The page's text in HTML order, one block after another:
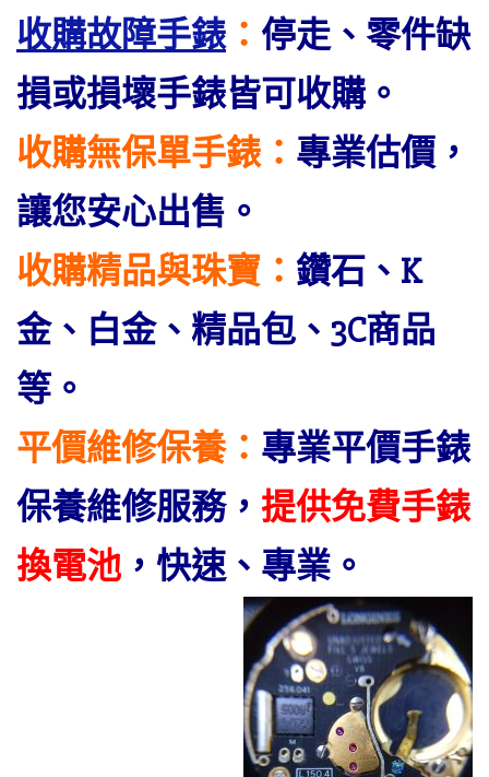
收購故障手錶： 停走、零件缺
損或損壞手錶皆可收購。
收購無保單手錶： 專業估價，
讓您安心出售。
收購精品與珠寶： 鑽石、K
金、白金、精品包、3C商品
等。
平價維修保養： 專業平價手錶
保養維修服務， 提供免費手錶
換電池， 快速、專業。